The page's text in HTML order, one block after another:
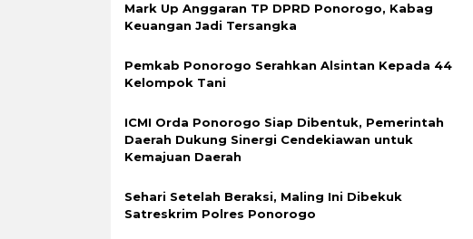
Mark Up Anggaran TP DPRD Ponorogo, Kabag
Keuangan Jadi Tersangka
Pemkab Ponorogo Serahkan Alsintan Kepada 44
Kelompok Tani
ICMI Orda Ponorogo Siap Dibentuk, Pemerintah
Daerah Dukung Sinergi Cendekiawan untuk
Kemajuan Daerah
Sehari Setelah Beraksi, Maling Ini Dibekuk
Satreskrim Polres Ponorogo